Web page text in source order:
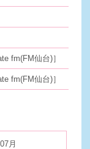
fm(FM仙台)］
fm(FM仙台)］
月